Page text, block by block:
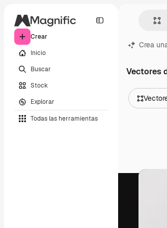
Crear
Inicio
Buscar
Stock
Explorar
Todas las herramientas
Crea
Vectores
Vídeos